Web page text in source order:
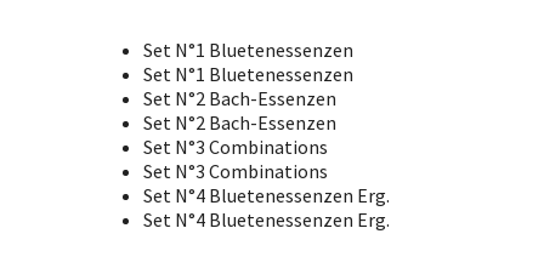
Set N°1 Bluetenessenzen
Set N°1 Bluetenessenzen
Set N°2 Bach-Essenzen
Set N°2 Bach-Essenzen
Set N°3 Combinations
Set N°3 Combinations
Set N°4 Bluetenessenzen Erg.
Set N°4 Bluetenessenzen Erg.